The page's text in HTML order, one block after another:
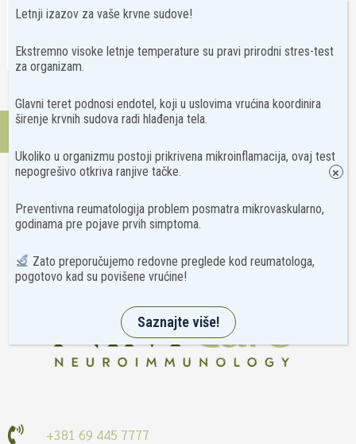
Virusologija
Kontakt
+381 69 445 7777
Letnji izazov za vaše krvne sudove!
Ekstremno visoke letnje temperature su pravi prirodni stres-test
za organizam.
Glavni teret podnosi endotel, koji u uslovima vrućina koordinira
širenje krvnih sudova radi hlađenja tela.
Ukoliko u organizmu postoji prikrivena mikroinflamacija, ovaj test
nepogrešivo otkriva ranjive tačke.
Preventivna reumatologija problem posmatra mikrovaskularno,
godinama pre pojave prvih simptoma.
Zato preporučujemo redovne preglede kod reumatologa,
pogotovo kad su povišene vrućine!
Saznajte više!
×